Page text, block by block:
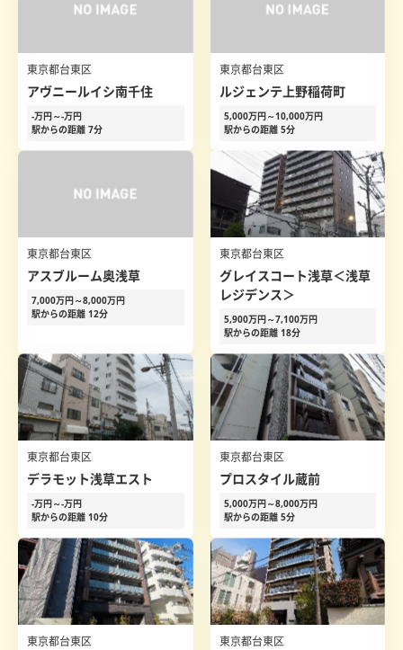
東京都台東区
アヴニールイシ南千住
-万円～-万円
駅からの距離 7分
東京都台東区
ルジェンテ上野稲荷町
5,000万円～10,000万円
駅からの距離 5分
東京都台東区
アスブルーム奥浅草
7,000万円～8,000万円
駅からの距離 12分
東京都台東区
グレイスコート浅草＜浅草
レジデンス＞
5,900万円～7,100万円
駅からの距離 18分
東京都台東区
デラモット浅草エスト
-万円～-万円
駅からの距離 10分
東京都台東区
プロスタイル蔵前
5,000万円～8,000万円
駅からの距離 5分
東京都台東区 東京都台東区